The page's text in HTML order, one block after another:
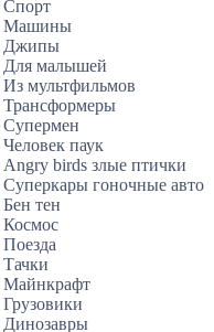
Спорт
Машины
Джипы
Для малышей
Из мультфильмов
Трансформеры
Супермен
Человек паук
Angry birds злые птички
Суперкары гоночные авто
Бен тен
Космос
Поезда
Тачки
Майнкрафт
Грузовики
Динозавры